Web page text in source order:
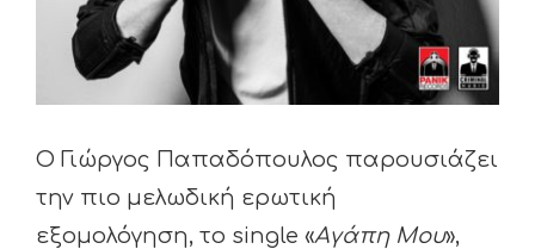
Ο Γιώργος Παπαδόπουλος παρουσιάζει
την πιο μελωδική ερωτική
εξομολόγηση, το single «Αγάπη Μου»,